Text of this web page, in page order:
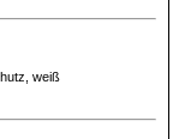
weiß